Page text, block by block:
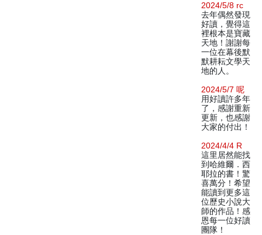
2024/5/8 rc
去年偶然發現
好讀，覺得這
裡根本是寶藏
天地！謝謝每
一位在幕後默
默耕耘文學天
地的人。
2024/5/7 呢
用好讀許多年
了，感謝重新
更新，也感謝
大家的付出！
2024/4/4 R
這里居然能找
到哈維爾．西
耶拉的書！驚
喜萬分！希望
能讀到更多這
位歷史小說大
師的作品！感
恩每一位好讀
團隊！